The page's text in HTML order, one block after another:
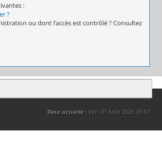
:
?
ou dont l’accès est contrôlé ? Consultez
Date actuelle : Ven. 07 Août 2026, 05:57